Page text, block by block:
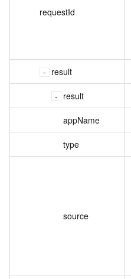
requestId
result
result
appName
type
source